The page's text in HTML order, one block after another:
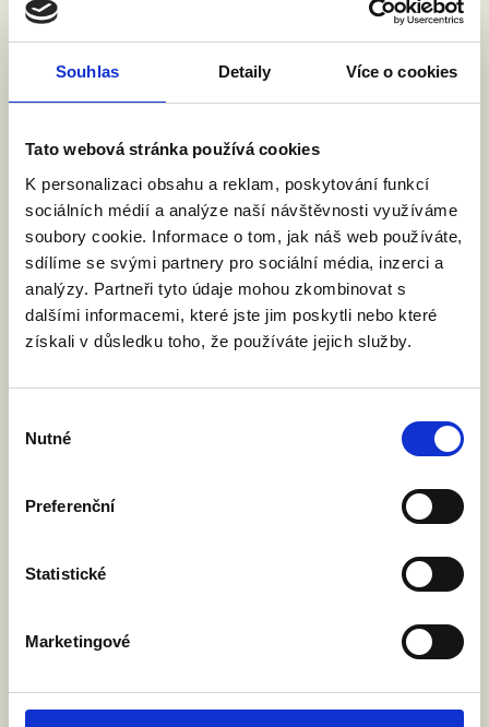
Souhlas Detaily Více o cookies
Tato webová stránka používá cookies
K personalizaci obsahu a reklam, poskytování funkcí
sociálních médií a analýze naší návštěvnosti využíváme
soubory cookie. Informace o tom, jak náš web používáte,
sdílíme se svými partnery pro sociální média, inzerci a
analýzy. Partneři tyto údaje mohou zkombinovat s
dalšími informacemi, které jste jim poskytli nebo které
získali v důsledku toho, že používáte jejich služby.
souhlasu
Nutné
Preferenční
Statistické
Marketingové
VYZVALI JSME MINISTRA
HRANICÍCH ZTRÁCET SVÉ RODIČE
4. 6. 2026
Rada EU bude v pátek 5. června jednat o
rodičovství. Nejde o uznávání zahraničních
manželství, ale o uznávání rodičovských
práv. Vyzvali jsme ministra spravedlnosti
Jeronýma Tejce, aby Česká republika návrh
Číst článek